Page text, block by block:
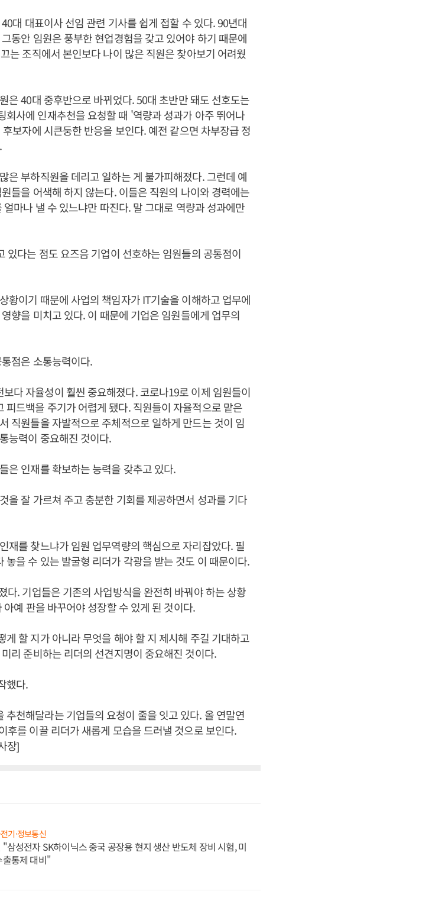
대 대표이사 선임 관련 기사를 쉽게 접할 수 있다. 90년대
동안 임원은 풍부한 현업경험을 갖고 있어야 하기 때문에
는 조직에서 본인보다 나이 많은 직원은 찾아보기 어려웠
은 40대 중후반으로 바뀌었다. 50대 초반만 돼도 선호도는
회사에 인재추천을 요청할 때 '역량과 성과가 아주 뛰어나
보자에 시큰둥한 반응을 보인다. 예전 같으면 차부장급 정
은 부하직원을 데리고 일하는 게 불가피해졌다. 그런데 예
들을 어색해 하지 않는다. 이들은 직원의 나이와 경력에는
마나 낼 수 있느냐만 따진다. 말 그대로 역량과 성과에만
있다는 점도 요즈음 기업이 선호하는 임원들의 공통점이
황이기 때문에 사업의 책임자가 IT기술을 이해하고 업무에
향을 미치고 있다. 이 때문에 기업은 임원들에게 업무의
점은 소통능력이다.
다 자율성이 훨씬 중요해졌다. 코로나19로 이제 임원들이
피드백을 주기가 어렵게 됐다. 직원들이 자율적으로 맡은
직원들을 자발적으로 주체적으로 일하게 만드는 것이 임
능력이 중요해진 것이다.
은 인재를 확보하는 능력을 갖추고 있다.
을 잘 가르쳐 주고 충분한 기회를 제공하면서 성과를 기다
재를 찾느냐가 임원 업무역량의 핵심으로 자리잡았다. 필
을 수 있는 발굴형 리더가 각광을 받는 것도 이 때문이다.
다. 기업들은 기존의 사업방식을 완전히 바꿔야 하는 상황
예 판을 바꾸어야 성장할 수 있게 된 것이다.
할 지가 아니라 무엇을 해야 할 지 제시해 주길 기대하고
리 준비하는 리더의 선견지명이 중요해진 것이다.
했다.
천해달라는 기업들의 요청이 줄을 잇고 있다. 올 연말연
후를 이끌 리더가 새롭게 모습을 드러낼 것으로 보인다.
장]
기·정보통신
"삼성전자 SK하이닉스 중국 공장용 현지 생산 반도체 장비 시험, 미
출통제 대비"